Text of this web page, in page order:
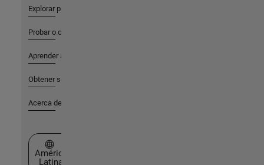
Explorar productos
Probar o comprar
Aprender a utilizar
Obtener soporte
Acerca de MathWorks
Seleccione un país/idioma
América
Latina